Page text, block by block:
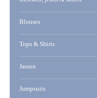
Blouses
Tops & Shirts
Jassen
Jumpsuits